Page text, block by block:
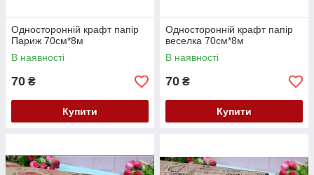
Односторонній крафт папір
Париж 70см*8м
В наявності
70 ₴
Купити
Односторонній крафт папір
веселка 70см*8м
В наявності
70 ₴
Купити